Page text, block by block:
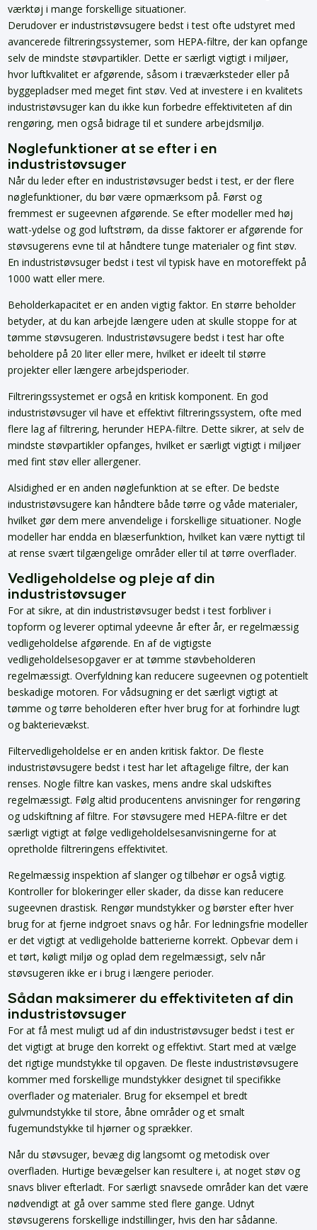
værktøj i mange forskellige situationer.
Derudover er industristøvsugere bedst i test ofte udstyret med
avancerede filtreringssystemer, som HEPA-filtre, der kan opfange
selv de mindste støvpartikler. Dette er særligt vigtigt i miljøer,
hvor luftkvalitet er afgørende, såsom i træværksteder eller på
byggepladser med meget fint støv. Ved at investere i en kvalitets
industristøvsuger kan du ikke kun forbedre effektiviteten af din
rengøring, men også bidrage til et sundere arbejdsmiljø.
Nøglefunktioner at se efter i en
industristøvsuger
Når du leder efter en industristøvsuger bedst i test, er der flere
nøglefunktioner, du bør være opmærksom på. Først og
fremmest er sugeevnen afgørende. Se efter modeller med høj
watt-ydelse og god luftstrøm, da disse faktorer er afgørende for
støvsugerens evne til at håndtere tunge materialer og fint støv.
En industristøvsuger bedst i test vil typisk have en motoreffekt på
1000 watt eller mere.
Beholderkapacitet er en anden vigtig faktor. En større beholder
betyder, at du kan arbejde længere uden at skulle stoppe for at
tømme støvsugeren. Industristøvsugere bedst i test har ofte
beholdere på 20 liter eller mere, hvilket er ideelt til større
projekter eller længere arbejdsperioder.
Filtreringssystemet er også en kritisk komponent. En god
industristøvsuger vil have et effektivt filtreringssystem, ofte med
flere lag af filtrering, herunder HEPA-filtre. Dette sikrer, at selv de
mindste støvpartikler opfanges, hvilket er særligt vigtigt i miljøer
med fint støv eller allergener.
Alsidighed er en anden nøglefunktion at se efter. De bedste
industristøvsugere kan håndtere både tørre og våde materialer,
hvilket gør dem mere anvendelige i forskellige situationer. Nogle
modeller har endda en blæserfunktion, hvilket kan være nyttigt til
at rense svært tilgængelige områder eller til at tørre overflader.
Vedligeholdelse og pleje af din
industristøvsuger
For at sikre, at din industristøvsuger bedst i test forbliver i
topform og leverer optimal ydeevne år efter år, er regelmæssig
vedligeholdelse afgørende. En af de vigtigste
vedligeholdelsesopgaver er at tømme støvbeholderen
regelmæssigt. Overfyldning kan reducere sugeevnen og potentielt
beskadige motoren. For vådsugning er det særligt vigtigt at
tømme og tørre beholderen efter hver brug for at forhindre lugt
og bakterievækst.
Filtervedligeholdelse er en anden kritisk faktor. De fleste
industristøvsugere bedst i test har let aftagelige filtre, der kan
renses. Nogle filtre kan vaskes, mens andre skal udskiftes
regelmæssigt. Følg altid producentens anvisninger for rengøring
og udskiftning af filtre. For støvsugere med HEPA-filtre er det
særligt vigtigt at følge vedligeholdelsesanvisningerne for at
opretholde filtreringens effektivitet.
Regelmæssig inspektion af slanger og tilbehør er også vigtig.
Kontroller for blokeringer eller skader, da disse kan reducere
sugeevnen drastisk. Rengør mundstykker og børster efter hver
brug for at fjerne indgroet snavs og hår. For ledningsfrie modeller
er det vigtigt at vedligeholde batterierne korrekt. Opbevar dem i
et tørt, køligt miljø og oplad dem regelmæssigt, selv når
støvsugeren ikke er i brug i længere perioder.
Sådan maksimerer du effektiviteten af din
industristøvsuger
For at få mest muligt ud af din industristøvsuger bedst i test er
det vigtigt at bruge den korrekt og effektivt. Start med at vælge
det rigtige mundstykke til opgaven. De fleste industristøvsugere
kommer med forskellige mundstykker designet til specifikke
overflader og materialer. Brug for eksempel et bredt
gulvmundstykke til store, åbne områder og et smalt
fugemundstykke til hjørner og sprækker.
Når du støvsuger, bevæg dig langsomt og metodisk over
overfladen. Hurtige bevægelser kan resultere i, at noget støv og
snavs bliver efterladt. For særligt snavsede områder kan det være
nødvendigt at gå over samme sted flere gange. Udnyt
støvsugerens forskellige indstillinger, hvis den har sådanne.